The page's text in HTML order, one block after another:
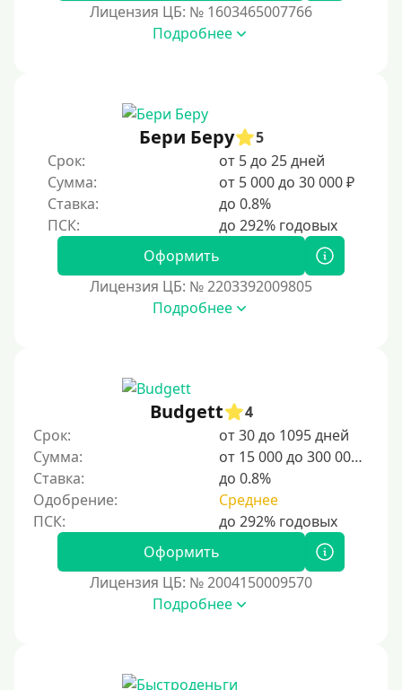
Лицензия ЦБ: № 1603465007766
Подробнее
Бери Беру
5
Срок:
от 5 до 25 дней
Сумма:
от 5 000 до 30 000 ₽
Ставка:
до 0.8%
Оформить
Лицензия ЦБ: № 2203392009805
Подробнее
Budgett
4
Срок:
от 30 до 1095 дней
Сумма:
от 15 000 до 300 000 ₽
Ставка:
до 0.8%
Одобрение:
Среднее
Оформить
Лицензия ЦБ: № 2004150009570
Подробнее